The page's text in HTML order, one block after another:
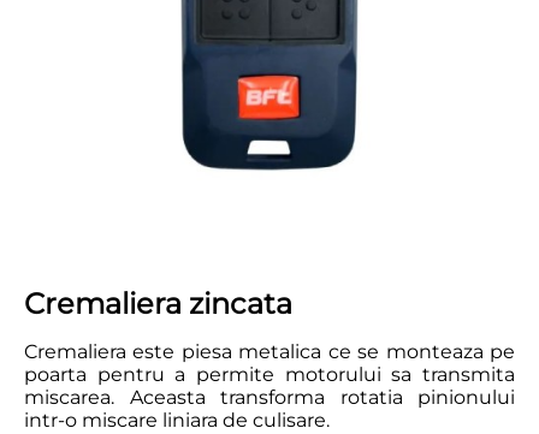
Cremaliera zincata
Cremaliera este piesa metalica ce se monteaza pe
poarta pentru a permite motorului sa transmita
miscarea. Aceasta transforma rotatia pinionului
intr-o miscare liniara de culisare.